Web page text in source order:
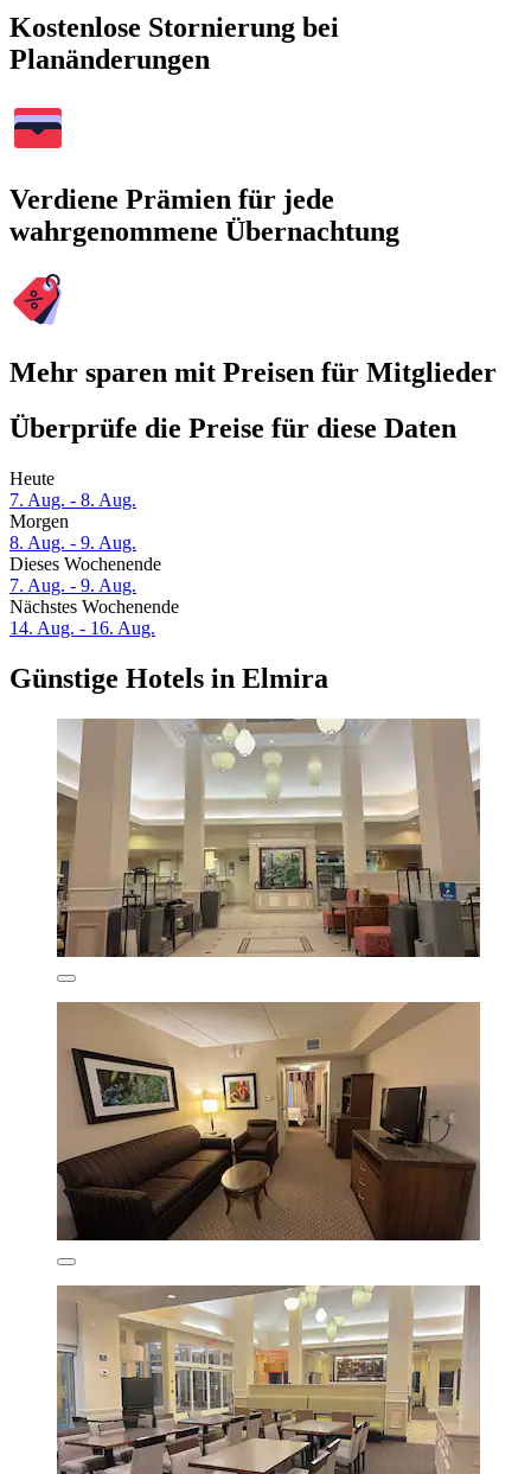
Kostenlose Stornierung bei
Planänderungen
Verdiene Prämien für jede
wahrgenommene Übernachtung
Mehr sparen mit Preisen für Mitglieder
Überprüfe die Preise für diese Daten
Heute
7. Aug. - 8. Aug.
Morgen
8. Aug. - 9. Aug.
Dieses Wochenende
7. Aug. - 9. Aug.
Nächstes Wochenende
14. Aug. - 16. Aug.
Günstige Hotels in Elmira